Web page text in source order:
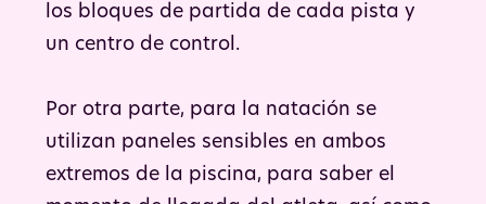
los bloques de partida de cada pista y
un centro de control.
Por otra parte, para la natación se
utilizan paneles sensibles en ambos
extremos de la piscina, para saber el